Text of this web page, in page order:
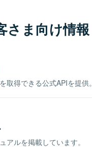
さま向け情報
取得できる公式APIを提供。
アルを掲載しています。